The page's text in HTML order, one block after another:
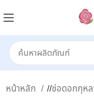
หน้าหลัก / ช่อดอกกุห